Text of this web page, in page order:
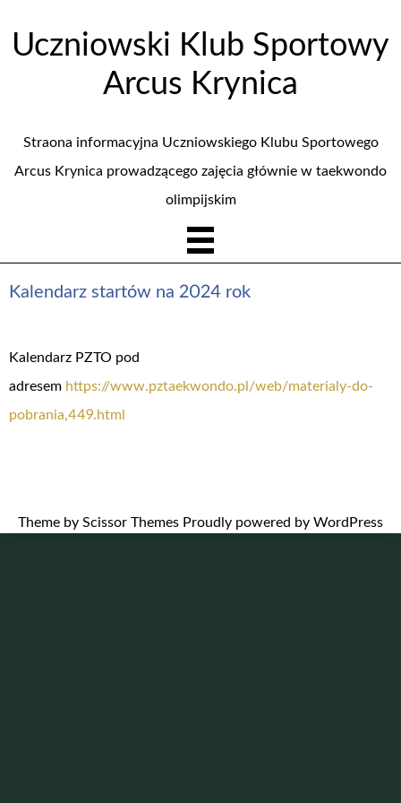
Uczniowski Klub Sportowy
Arcus Krynica
Straona informacyjna Uczniowskiego Klubu Sportowego
Arcus Krynica prowadzącego zajęcia głównie w taekwondo
olimpijskim
Kalendarz startów na 2024 rok
Kalendarz PZTO pod
adresem https://www.pztaekwondo.pl/web/materialy-do-
pobrania,449.html
Theme by Scissor Themes Proudly powered by WordPress